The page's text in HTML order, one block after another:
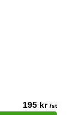
195 kr /st